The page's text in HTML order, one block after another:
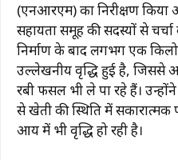
(एनआरएम) का निरीक्षण किया
सहायता समूह की सदस्यों से चर्चा
निर्माण के बाद लगभग एक
उल्लेखनीय वृद्धि हुई है, जिससे
रबी फसल भी ले पा रहे हैं।
से खेती की स्थिति में
आय में भी वृद्धि हो रही है।